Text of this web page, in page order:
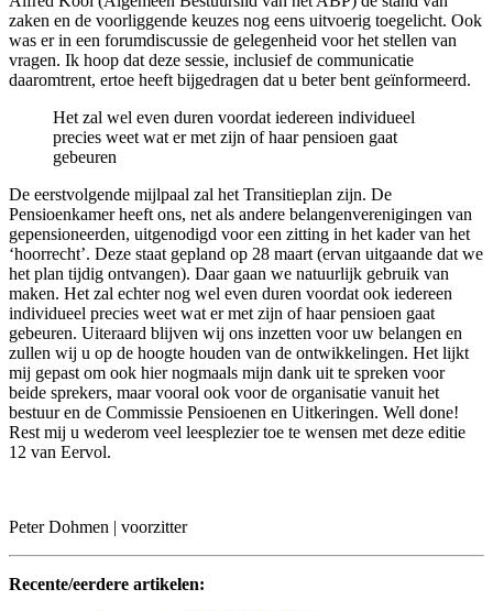
zaken en de voorliggende keuzes nog eens uitvoerig toegelicht. Ook
was er in een forumdiscussie de gelegenheid voor het stellen van
vragen. Ik hoop dat deze sessie, inclusief de communicatie
daaromtrent, ertoe heeft bijgedragen dat u beter bent geïnformeerd.
Het zal wel even duren voordat iedereen individueel
precies weet wat er met zijn of haar pensioen gaat
gebeuren
De eerstvolgende mijlpaal zal het Transitieplan zijn. De
Pensioenkamer heeft ons, net als andere belangenverenigingen van
gepensioneerden, uitgenodigd voor een zitting in het kader van het
‘hoorrecht’. Deze staat gepland op 28 maart (ervan uitgaande dat we
het plan tijdig ontvangen). Daar gaan we natuurlijk gebruik van
maken. Het zal echter nog wel even duren voordat ook iedereen
individueel precies weet wat er met zijn of haar pensioen gaat
gebeuren. Uiteraard blijven wij ons inzetten voor uw belangen en
zullen wij u op de hoogte houden van de ontwikkelingen. Het lijkt
mij gepast om ook hier nogmaals mijn dank uit te spreken voor
beide sprekers, maar vooral ook voor de organisatie vanuit het
bestuur en de Commissie Pensioenen en Uitkeringen. Well done!
Rest mij u wederom veel leesplezier toe te wensen met deze editie
12 van Eervol.
Peter Dohmen | voorzitter
Recente/eerdere artikelen: